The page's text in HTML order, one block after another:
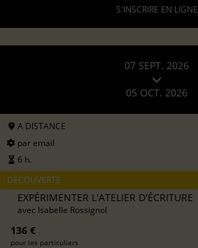
S'INSCRIRE EN LIGNE
07 SEPT. 2026
05 OCT. 2026
A DISTANCE
par email
6 h.
DÉCOUVERTE
EXPÉRIMENTER L'ATELIER D'ÉCRITURE
avec Isabelle Rossignol
136 €
pour les particuliers